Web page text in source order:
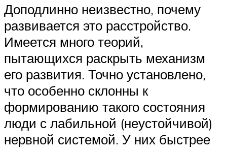
Доподлинно неизвестно, почему
развивается это расстройство.
Имеется много теорий,
пытающихся раскрыть механизм
его развития. Точно установлено,
что особенно склонны к
формированию такого состояния
люди с лабильной (неустойчивой)
нервной системой. У них быстрее